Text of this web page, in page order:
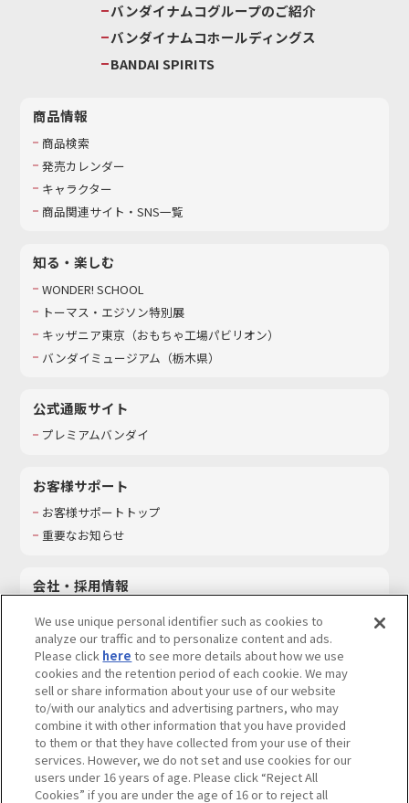
バンダイナムコグループのご紹介
バンダイナムコホールディングス
BANDAI SPIRITS
商品情報
商品検索
発売カレンダー
キャラクター
商品関連サイト・SNS一覧
知る・楽しむ
WONDER! SCHOOL
トーマス・エジソン特別展
キッザニア東京（おもちゃ工場パビリオン）​
バンダイミュージアム（栃木県）
公式通販サイト
プレミアムバンダイ
お客様サポート
お客様サポートトップ
重要なお知らせ
会社・採用情報
採用情報
サステナビリティ
お問い合わせ
ウェブサイトご利用条件 ソーシャルメディアポリシー
個人情報及び特定個人情報等の取り扱いに関する保護方針
We use unique personal identifier such as cookies to
analyze our traffic and to personalize content and ads.
Please click here to see more details about how we use
cookies and the retention period of each cookie. We may
sell or share information about your use of our website
to/with our analytics and advertising partners, who may
combine it with other information that you have provided
to them or that they have collected from your use of their
services. However, we do not set and use cookies for our
users under 16 years of age. Please click “Reject All
Cookies” if you are under the age of 16 or to reject all